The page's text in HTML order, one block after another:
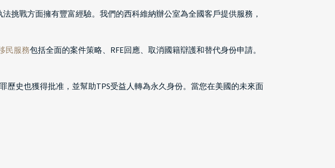
挑戰方面擁有豐富經驗。我們的西科維納辦公室為全國客戶提供服務，
民服務包括全面的案件策略、RFE回應、取消國籍辯護和替代身份申請。
史也獲得批准，並幫助TPS受益人轉為永久身份。當您在美國的未來面